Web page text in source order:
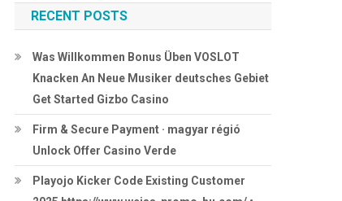
RECENT POSTS
Was Willkommen Bonus Üben VOSLOT
Knacken An Neue Musiker deutsches Gebiet
Get Started Gizbo Casino
Firm & Secure Payment · magyar régió
Unlock Offer Casino Verde
Playojo Kicker Code Existing Customer